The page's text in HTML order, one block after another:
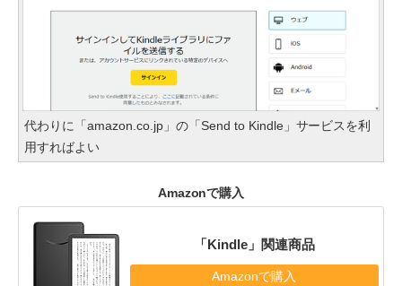
代わりに「amazon.co.jp」の「Send to Kindle」サービスを利
用すればよい
Amazonで購入
「Kindle」関連商品
Amazonで購入